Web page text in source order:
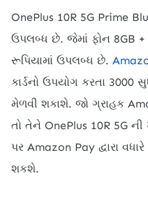
OnePlus 10R 5G Prime
ઉપલબ્ધ છે. જેમાં ફોન 8GB +
રૂપિયામાં ઉપલબ્ધ છે.
કાર્ડનો ઉપયોગ કરતા 3000
મેળવી શકાશે. જો ગ્રાહક
તો તેને OnePlus 10R 5G
પર Amazon Pay દ્વારા
શકશે.